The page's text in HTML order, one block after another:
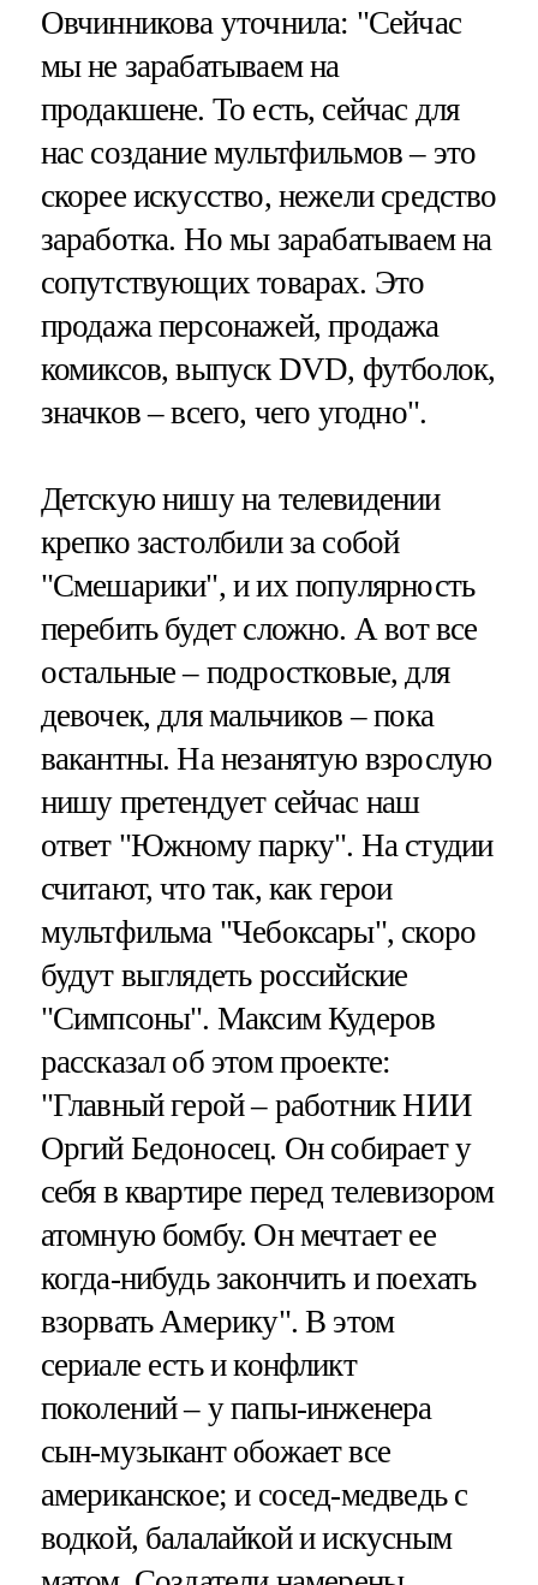
Овчинникова уточнила: "Сейчас
мы не зарабатываем на
продакшене. То есть, сейчас для
нас создание мультфильмов – это
скорее искусство, нежели средство
заработка. Но мы зарабатываем на
сопутствующих товарах. Это
продажа персонажей, продажа
комиксов, выпуск DVD, футболок,
значков – всего, чего угодно".
Детскую нишу на телевидении
крепко застолбили за собой
"Смешарики", и их популярность
перебить будет сложно. А вот все
остальные – подростковые, для
девочек, для мальчиков – пока
вакантны. На незанятую взрослую
нишу претендует сейчас наш
ответ "Южному парку". На студии
считают, что так, как герои
мультфильма "Чебоксары", скоро
будут выглядеть российские
"Симпсоны". Максим Кудеров
рассказал об этом проекте:
"Главный герой – работник НИИ
Оргий Бедоносец. Он собирает у
себя в квартире перед телевизором
атомную бомбу. Он мечтает ее
когда-нибудь закончить и поехать
взорвать Америку". В этом
сериале есть и конфликт
поколений – у папы-инженера
сын-музыкант обожает все
американское; и сосед-медведь с
водкой, балалайкой и искусным